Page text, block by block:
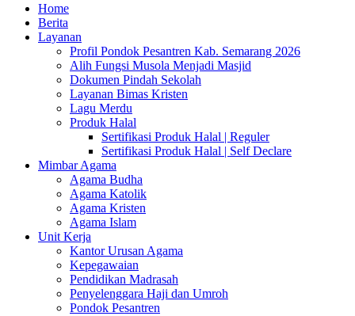
Home
Berita
Layanan
Profil Pondok Pesantren Kab. Semarang 2026
Alih Fungsi Musola Menjadi Masjid
Dokumen Pindah Sekolah
Layanan Bimas Kristen
Lagu Merdu
Produk Halal
Sertifikasi Produk Halal | Reguler
Sertifikasi Produk Halal | Self Declare
Mimbar Agama
Agama Budha
Agama Katolik
Agama Kristen
Agama Islam
Unit Kerja
Kantor Urusan Agama
Kepegawaian
Pendidikan Madrasah
Penyelenggara Haji dan Umroh
Pondok Pesantren